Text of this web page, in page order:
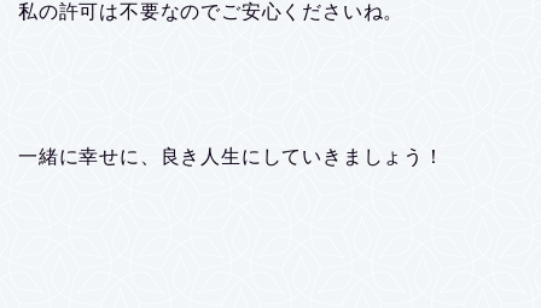
私の許可は不要なのでご安心くださいね。
一緒に幸せに、良き人生にしていきましょう！